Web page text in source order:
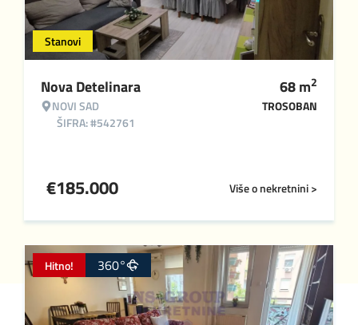
Stanovi
Nova Detelinara
NOVI SAD
ŠIFRA: #542761
68m2
TROSOBAN
Više o nekretnini >
€185.000
Hitno! 360°